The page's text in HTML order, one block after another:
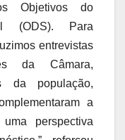
Objetivos do
(ODS). Para
entrevistas
da Câmara,
da população,
a
perspectiva